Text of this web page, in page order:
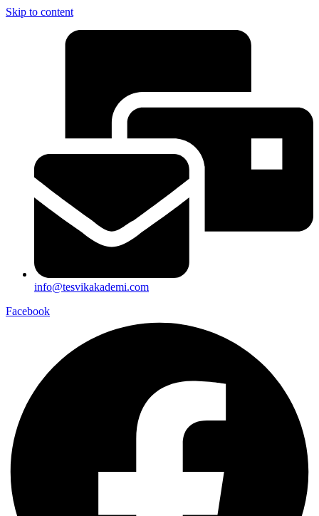
Skip to content
info@tesvikakademi.com
Facebook